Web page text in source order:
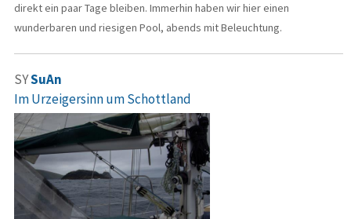
direkt ein paar Tage bleiben. Immerhin haben wir hier einen
wunderbaren und riesigen Pool, abends mit Beleuchtung.
SYSuAn
Im Urzeigersinn um Schottland